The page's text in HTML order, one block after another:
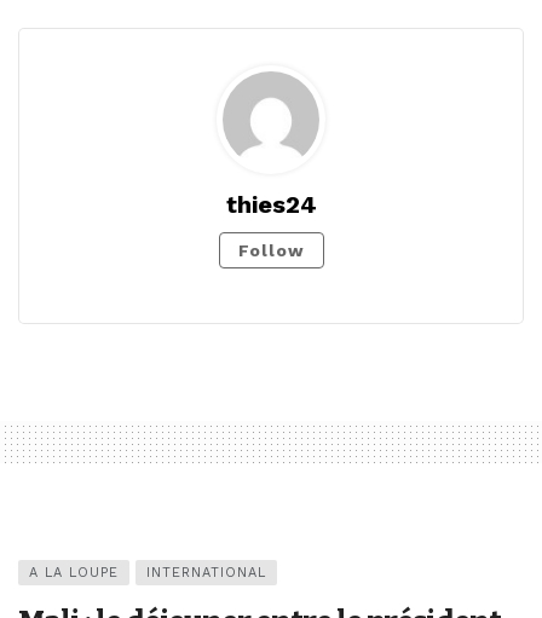
thies24
Follow
A LA LOUPE INTERNATIONAL